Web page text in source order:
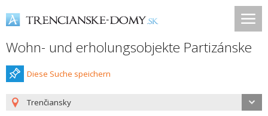
Wohn- und erholungsobjekte Partizánske
Diese Suche speichern
Trenčiansky